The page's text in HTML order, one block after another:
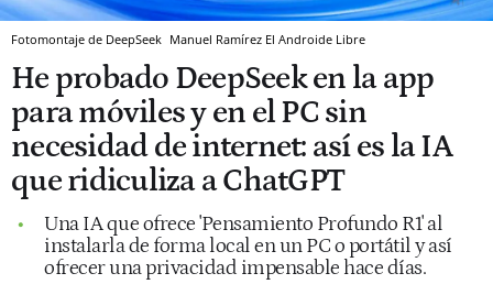
Fotomontaje de DeepSeek Manuel Ramírez El Androide Libre
He probado DeepSeek en la app
para móviles y en el PC sin
necesidad de internet: así es la IA
que ridiculiza a ChatGPT
Una IA que ofrece 'Pensamiento Profundo R1' al
instalarla de forma local en un PC o portátil y así
ofrecer una privacidad impensable hace días.